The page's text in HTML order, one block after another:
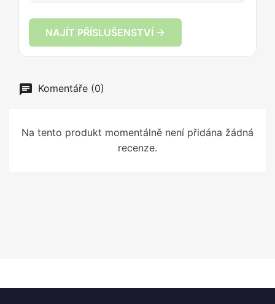
NAJÍT PŘÍSLUŠENSTVÍ →
Komentáře (0)
Na tento produkt momentálně není přidána žádná
recenze.